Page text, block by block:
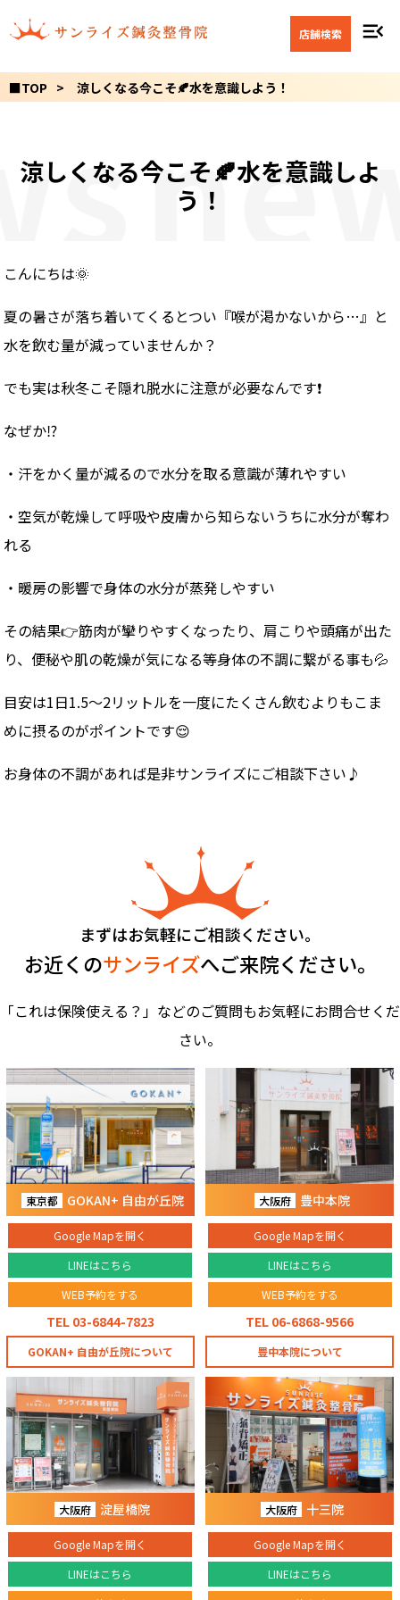
店舗検索 menu_open
■TOP 涼しくなる今こそ🍂水を意識しよう！
涼しくなる今こそ🍂水を意識しよ
う！
こんにちは🌞
夏の暑さが落ち着いてくるとつい『喉が渇かないから…』と
水を飲む量が減っていませんか？
でも実は秋冬こそ隠れ脱水に注意が必要なんです❗️
なぜか⁉️
・汗をかく量が減るので水分を取る意識が薄れやすい
・空気が乾燥して呼吸や皮膚から知らないうちに水分が奪わ
れる
・暖房の影響で身体の水分が蒸発しやすい
その結果👉筋肉が攣りやすくなったり、肩こりや頭痛が出た
り、便秘や肌の乾燥が気になる等身体の不調に繋がる事も💦
目安は1日1.5〜2リットルを一度にたくさん飲むよりもこま
めに摂るのがポイントです😌
お身体の不調があれば是非サンライズにご相談下さい♪
まずはお気軽にご相談ください。
お近くのサンライズへご来院ください。
「これは保険使える？」などのご質問もお気軽にお問合せくだ
さい。
東京都 GOKAN+ 自由が丘院
Google Mapを開く
LINEはこちら
WEB予約をする
TEL 03-6844-7823
GOKAN+ 自由が丘院について
大阪府 豊中本院
Google Mapを開く
LINEはこちら
WEB予約をする
TEL 06-6868-9566
豊中本院について
大阪府 淀屋橋院
Google Mapを開く
LINEはこちら
大阪府 十三院
Google Mapを開く
LINEはこちら